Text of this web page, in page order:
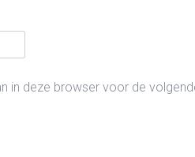
in deze browser voor de